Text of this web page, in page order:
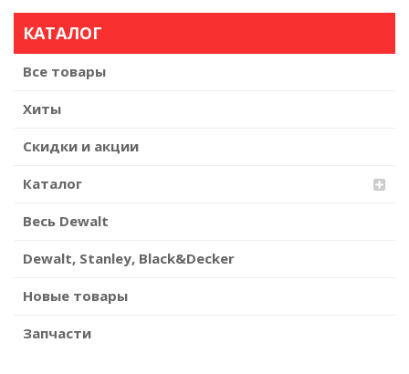
КАТАЛОГ
Все товары
Хиты
Скидки и акции
Каталог
Весь Dewalt
Dewalt, Stanley, Black&Decker
Новые товары
Запчасти